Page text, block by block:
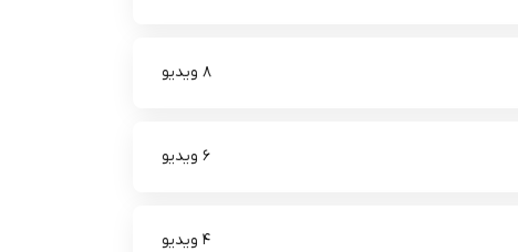
8 ویدیو
6 ویدیو
4 ویدیو